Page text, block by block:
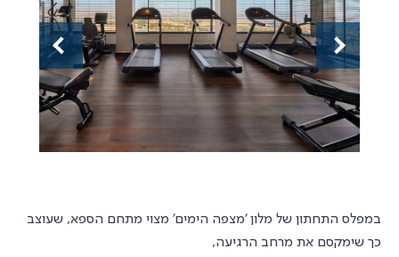
Previous Next
במפלס התחתון של מלון 'מצפה הימים' מצוי מתחם הספא, שעוצב
כך שימקסם את מרחב הרגיעה,